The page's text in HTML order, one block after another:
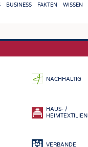
BUSINESS FAKTEN WISSEN
NACHHALTIG
HAUS- /
HEIMTEXTILIEN
VERBÄNDE